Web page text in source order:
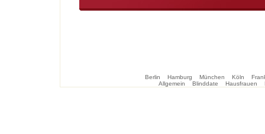
Berlin Hamburg München Köln
Allgemein
Blinddate Hausfrauen